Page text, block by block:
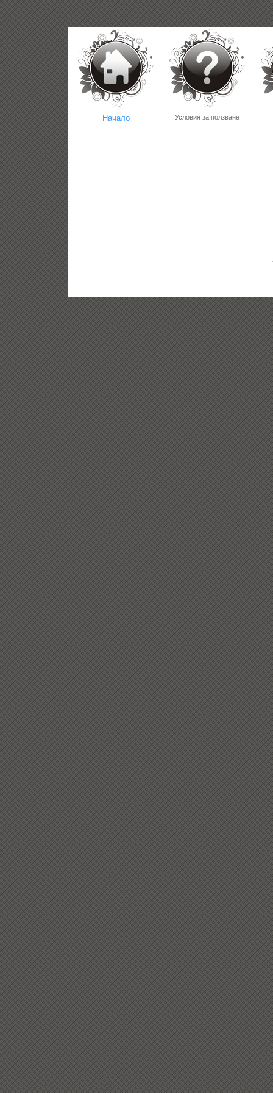
Начало Условия за ползване